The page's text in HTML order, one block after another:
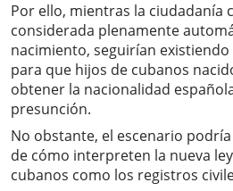
Por ello, mientras la ciudadanía
considerada plenamente
nacimiento, seguirían
para que hijos de cubanos
obtener la nacionalidad
presunción.
No obstante, el escenario
de cómo interpreten la nueva
cubanos como los registros